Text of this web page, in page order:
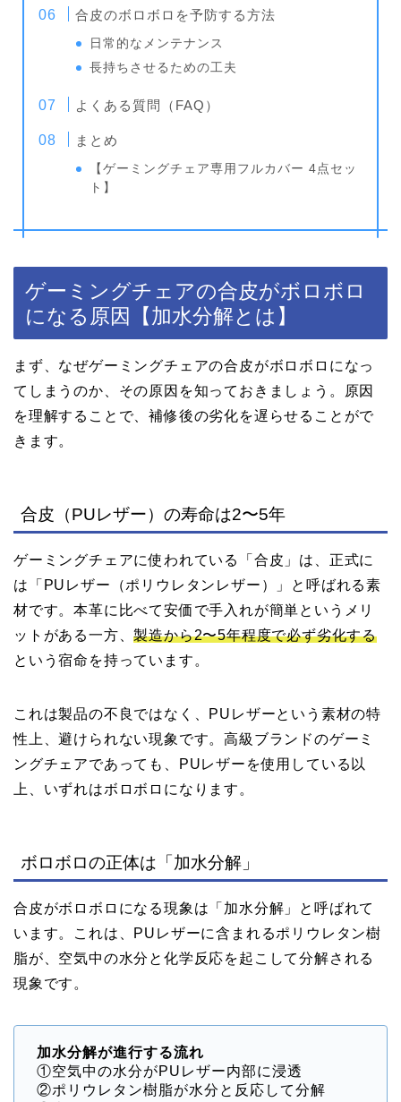
合皮のボロボロを予防する方法
日常的なメンテナンス
長持ちさせるための工夫
よくある質問（FAQ）
まとめ
【ゲーミングチェア専用フルカバー 4点セッ
ト】
ゲーミングチェアの合皮がボロボロ
になる原因【加水分解とは】
まず、なぜゲーミングチェアの合皮がボロボロになっ
てしまうのか、その原因を知っておきましょう。原因
を理解することで、補修後の劣化を遅らせることがで
きます。
合皮（PUレザー）の寿命は2〜5年
ゲーミングチェアに使われている「合皮」は、正式に
は「PUレザー（ポリウレタンレザー）」と呼ばれる素
材です。本革に比べて安価で手入れが簡単というメリ
ットがある一方、製造から2〜5年程度で必ず劣化する
という宿命を持っています。
これは製品の不良ではなく、PUレザーという素材の特
性上、避けられない現象です。高級ブランドのゲーミ
ングチェアであっても、PUレザーを使用している以
上、いずれはボロボロになります。
ボロボロの正体は「加水分解」
合皮がボロボロになる現象は「加水分解」と呼ばれて
います。これは、PUレザーに含まれるポリウレタン樹
脂が、空気中の水分と化学反応を起こして分解される
現象です。
加水分解が進行する流れ
①空気中の水分がPUレザー内部に浸透
②ポリウレタン樹脂が水分と反応して分解